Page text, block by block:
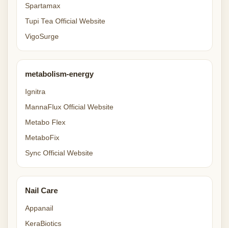
Spartamax
Tupi Tea Official Website
VigoSurge
metabolism-energy
Ignitra
MannaFlux Official Website
Metabo Flex
MetaboFix
Sync Official Website
Nail Care
Appanail
KeraBiotics